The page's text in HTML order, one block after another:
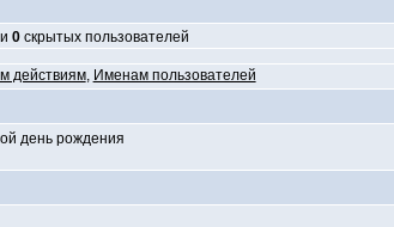
0скрытых пользователей
действиям, Именам пользователей
день рождения